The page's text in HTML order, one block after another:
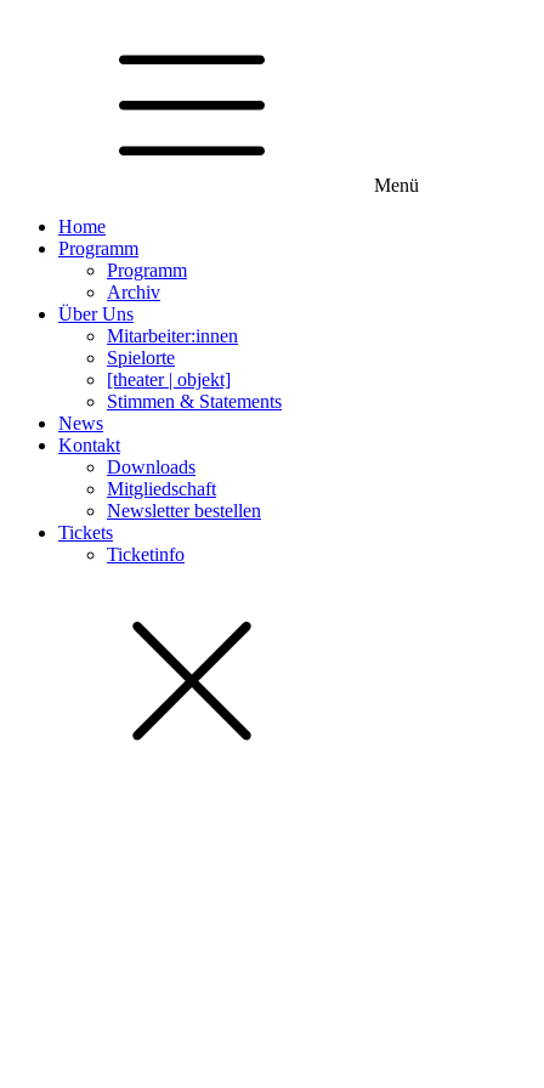
Menü
Home
Programm
Programm
Archiv
Über Uns
Mitarbeiter:innen
Spielorte
[theater | objekt]
Stimmen & Statements
News
Kontakt
Downloads
Mitgliedschaft
Newsletter bestellen
Tickets
Ticketinfo